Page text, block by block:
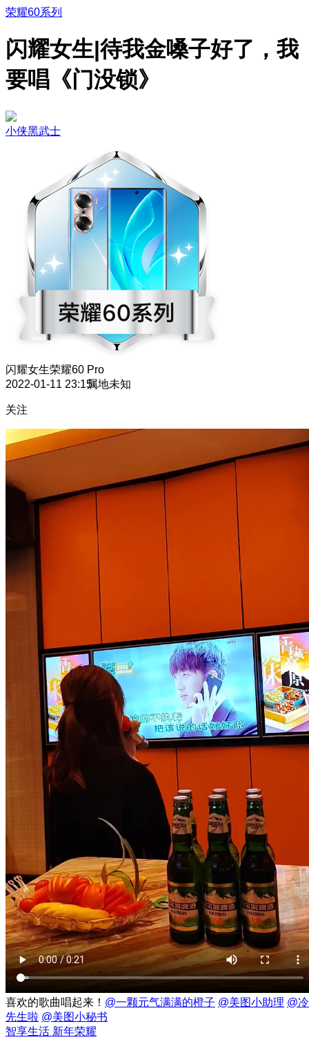
荣耀60系列
闪耀女生|待我金嗓子好了，我
要唱《门没锁》
小侠黑武士
闪耀女生荣耀60 Pro
2022-01-11 23:15属地未知
关注
喜欢的歌曲唱起来！ @一颗元气满满的橙子 @美图小助理 @冷
先生啦 @美图小秘书
智享生活 新年荣耀